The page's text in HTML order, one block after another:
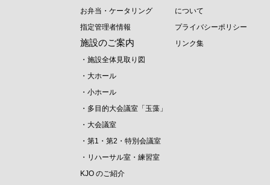
お弁当・ケータリング
指定管理者情報
施設のご案内
・施設全体見取り図
・大ホール
・小ホール
・多目的大会議室「玉藻」
・大会議室
・第1・第2・特別会議室
・リハーサル室・練習室
KJO のご紹介
について
プライバシーポリシー
リンク集